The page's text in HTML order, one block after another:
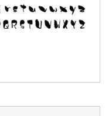
示頂けます。お手